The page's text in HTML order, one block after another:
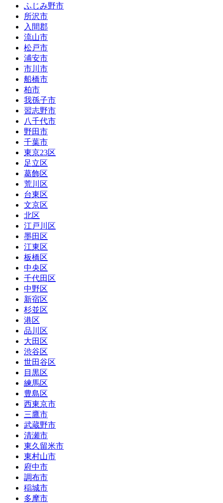
ふじみ野市
所沢市
入間郡
流山市
松戸市
浦安市
市川市
船橋市
柏市
我孫子市
習志野市
八千代市
野田市
千葉市
東京23区
足立区
葛飾区
荒川区
台東区
文京区
北区
江戸川区
墨田区
江東区
板橋区
中央区
千代田区
中野区
新宿区
杉並区
港区
品川区
大田区
渋谷区
世田谷区
目黒区
練馬区
豊島区
西東京市
三鷹市
武蔵野市
清瀬市
東久留米市
東村山市
府中市
調布市
稲城市
多摩市